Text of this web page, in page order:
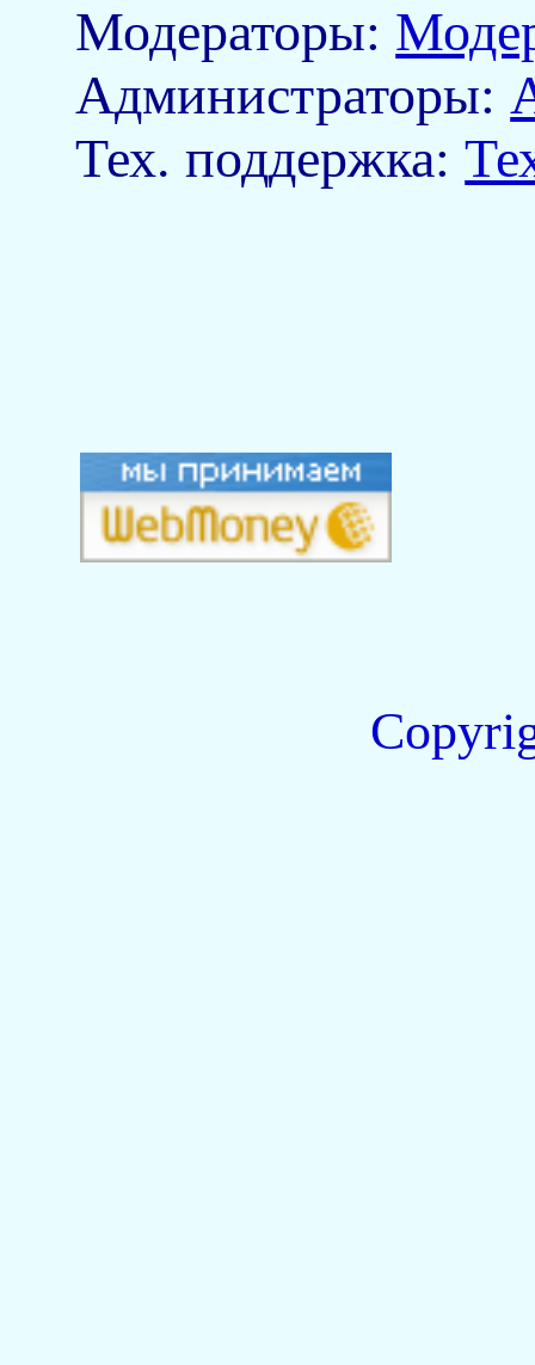
Модераторы:
Aдминистраторы:
Тех. поддержка: